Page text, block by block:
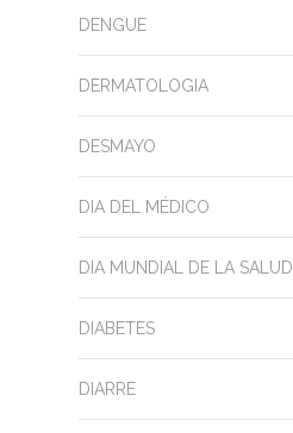
DENGUE
DERMATOLOGIA
DESMAYO
DIA DEL MÉDICO
DIA MUNDIAL DE LA SALUD
DIABETES
DIARRE